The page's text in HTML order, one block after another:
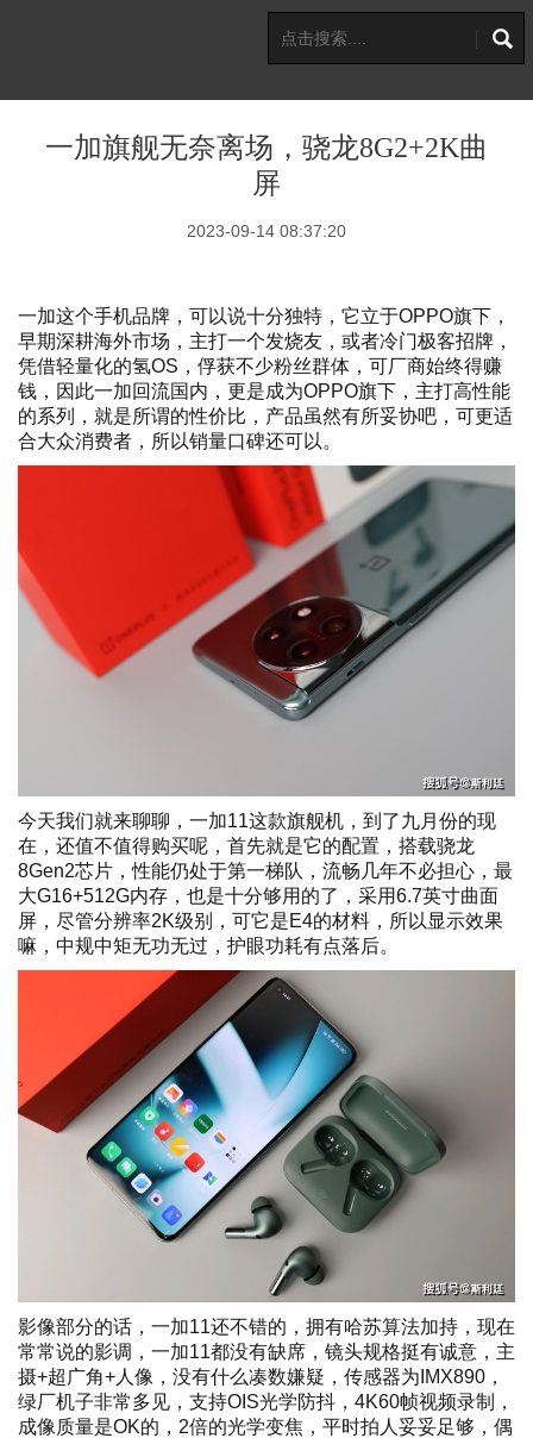
一加旗舰无奈离场，骁龙8G2+2K曲
屏
2023-09-14 08:37:20
一加这个手机品牌，可以说十分独特，它立于OPPO旗下，
早期深耕海外市场，主打一个发烧友，或者冷门极客招牌，
凭借轻量化的氢OS，俘获不少粉丝群体，可厂商始终得赚
钱，因此一加回流国内，更是成为OPPO旗下，主打高性能
的系列，就是所谓的性价比，产品虽然有所妥协吧，可更适
合大众消费者，所以销量口碑还可以。
今天我们就来聊聊，一加11这款旗舰机，到了九月份的现
在，还值不值得购买呢，首先就是它的配置，搭载骁龙
8Gen2芯片，性能仍处于第一梯队，流畅几年不必担心，最
大G16+512G内存，也是十分够用的了，采用6.7英寸曲面
屏，尽管分辨率2K级别，可它是E4的材料，所以显示效果
嘛，中规中矩无功无过，护眼功耗有点落后。
影像部分的话，一加11还不错的，拥有哈苏算法加持，现在
常常说的影调，一加11都没有缺席，镜头规格挺有诚意，主
摄+超广角+人像，没有什么凑数嫌疑，传感器为IMX890，
绿厂机子非常多见，支持OIS光学防抖，4K60帧视频录制，
成像质量是OK的，2倍的光学变焦，平时拍人妥妥足够，偶